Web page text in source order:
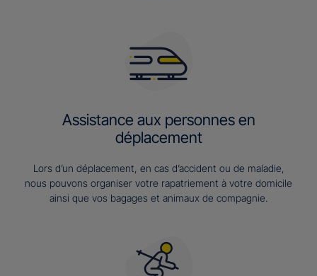
Assistance aux personnes en
déplacement
Lors d’un déplacement, en cas d’accident ou de maladie,
nous pouvons organiser votre rapatriement à votre domicile
ainsi que vos bagages et animaux de compagnie.